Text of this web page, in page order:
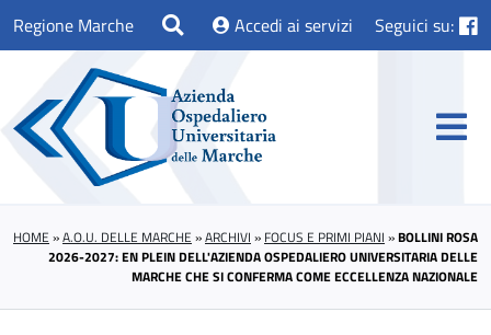
Regione Marche Accedi ai servizi Seguici su:
HOME »A.O.U. DELLE MARCHE »ARCHIVI » FOCUS E PRIMI PIANI »BOLLINI ROSA
2026-2027: EN PLEIN DELL'AZIENDA OSPEDALIERO UNIVERSITARIA DELLE
MARCHE CHE SI CONFERMA COME ECCELLENZA NAZIONALE